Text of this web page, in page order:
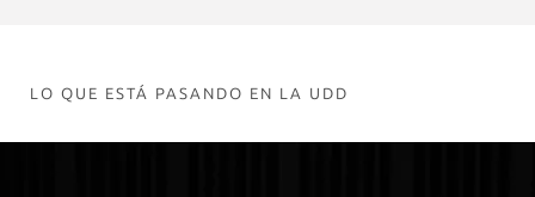
LO QUE ESTÁ PASANDO EN LA UDD